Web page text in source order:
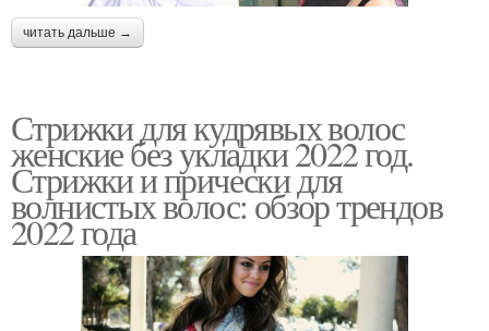
читать дальше →
Стрижки для кудрявых волос
женские без укладки 2022 год.
Стрижки и прически для
волнистых волос: обзор трендов
2022 года